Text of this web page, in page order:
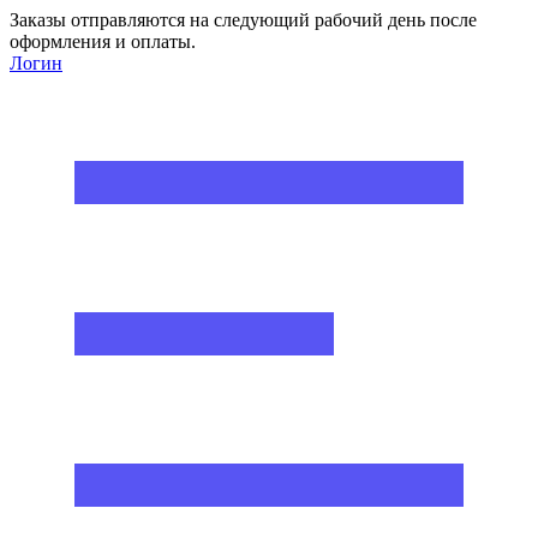
Заказы отправляются на следующий рабочий день после
оформления и оплаты.
Логин